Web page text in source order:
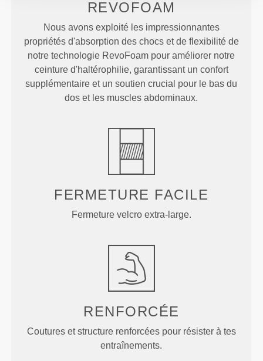
REVOFOAM
Nous avons exploité les impressionnantes
propriétés d'absorption des chocs et de flexibilité de
notre technologie RevoFoam pour améliorer notre
ceinture d'haltérophilie, garantissant un confort
supplémentaire et un soutien crucial pour le bas du
dos et les muscles abdominaux.
FERMETURE FACILE
Fermeture velcro extra-large.
RENFORCÉE
Coutures et structure renforcées pour résister à tes
entraînements.